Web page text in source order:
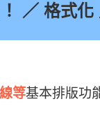
／ 格式化
等基本排版功
／ 格式化 ／